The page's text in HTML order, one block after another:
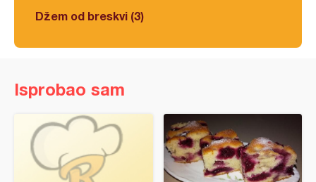
Džem od breskvi (3)
Isprobao sam